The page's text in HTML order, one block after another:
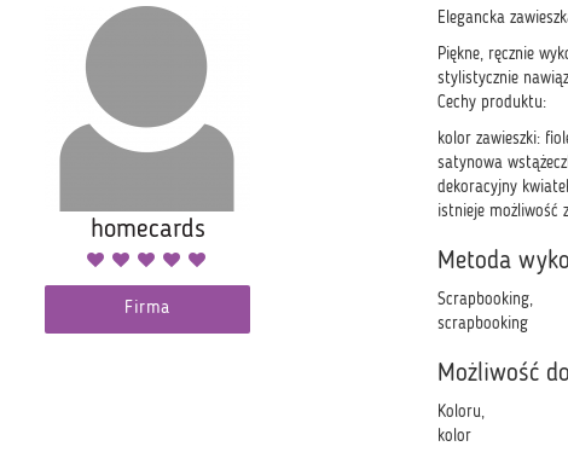
Elegancka
Piękne, ręcznie
stylistycznie
Cechy produktu:
kolor zawieszki:
satynowa
dekoracyjny
istnieje możliwość
Metoda
Scrapbooking,
scrapbooking
Możliwość
Koloru,
kolor
homecards
Firma